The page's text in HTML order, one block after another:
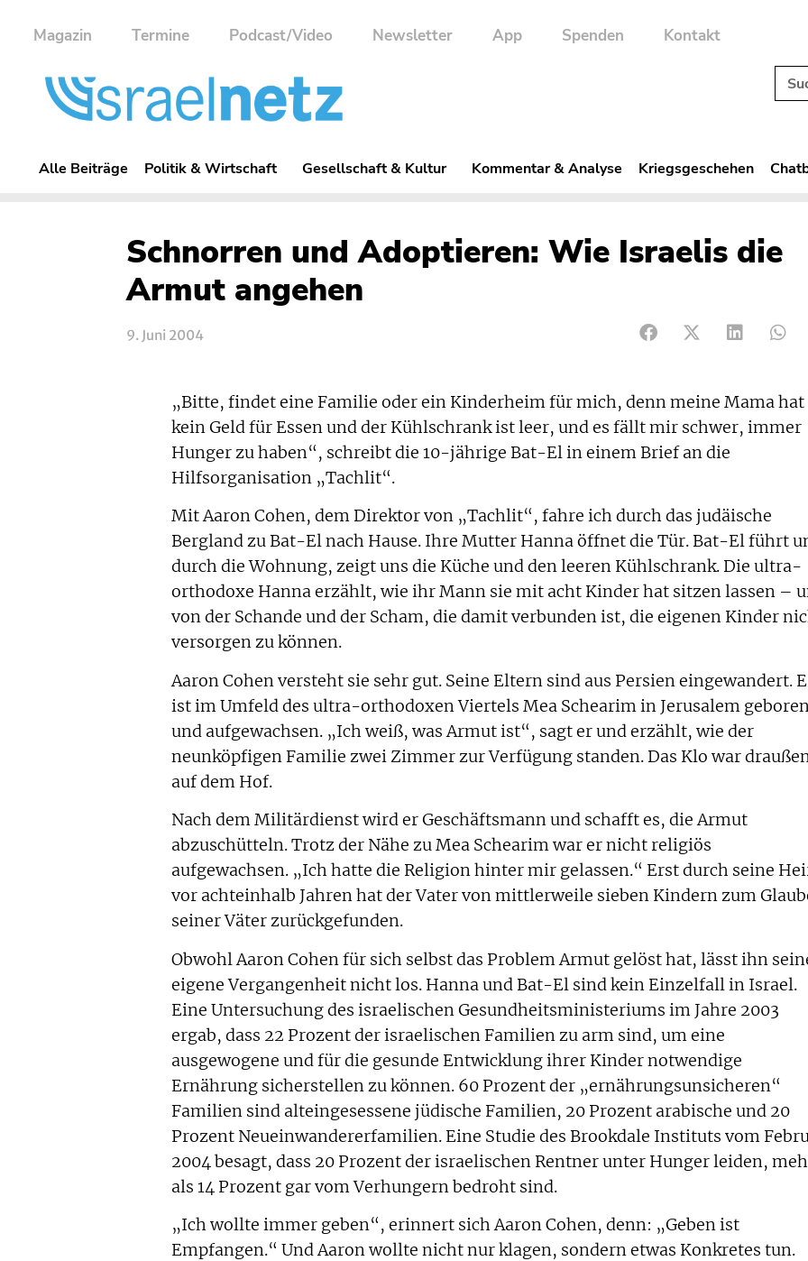
Magazin Termine Podcast/Video Newsletter App Spenden Kontakt
Alle Beiträge Politik & Wirtschaft Gesellschaft & Kultur Kommentar & Analyse Kriegsgeschehen
Schnorren und Adoptieren: Wie Israelis die
Armut angehen
9. Juni 2004
„Bitte, findet eine Familie oder ein Kinderheim für mich, denn meine Mama hat
kein Geld für Essen und der Kühlschrank ist leer, und es fällt mir schwer, immer
Hunger zu haben“, schreibt die 10-jährige Bat-El in einem Brief an die
Hilfsorganisation „Tachlit“.
Mit Aaron Cohen, dem Direktor von „Tachlit“, fahre ich durch das judäische
Bergland zu Bat-El nach Hause. Ihre Mutter Hanna öffnet die Tür. Bat-El führt
durch die Wohnung, zeigt uns die Küche und den leeren Kühlschrank. Die ultra-
orthodoxe Hanna erzählt, wie ihr Mann sie mit acht Kinder hat sitzen lassen –
von der Schande und der Scham, die damit verbunden ist, die eigenen Kinder
versorgen zu können.
Aaron Cohen versteht sie sehr gut. Seine Eltern sind aus Persien eingewandert.
ist im Umfeld des ultra-orthodoxen Viertels Mea Schearim in Jerusalem
und aufgewachsen. „Ich weiß, was Armut ist“, sagt er und erzählt, wie der
neunköpfigen Familie zwei Zimmer zur Verfügung standen. Das Klo war
auf dem Hof.
Nach dem Militärdienst wird er Geschäftsmann und schafft es, die Armut
abzuschütteln. Trotz der Nähe zu Mea Schearim war er nicht religiös
aufgewachsen. „Ich hatte die Religion hinter mir gelassen.“ Erst durch seine
vor achteinhalb Jahren hat der Vater von mittlerweile sieben Kindern zum
seiner Väter zurückgefunden.
Obwohl Aaron Cohen für sich selbst das Problem Armut gelöst hat, lässt ihn
eigene Vergangenheit nicht los. Hanna und Bat-El sind kein Einzelfall in Israel.
Eine Untersuchung des israelischen Gesundheitsministeriums im Jahre 2003
ergab, dass 22 Prozent der israelischen Familien zu arm sind, um eine
ausgewogene und für die gesunde Entwicklung ihrer Kinder notwendige
Ernährung sicherstellen zu können. 60 Prozent der „ernährungsunsicheren“
Familien sind alteingesessene jüdische Familien, 20 Prozent arabische und 20
Prozent Neueinwandererfamilien. Eine Studie des Brookdale Instituts vom
2004 besagt, dass 20 Prozent der israelischen Rentner unter Hunger leiden,
als 14 Prozent gar vom Verhungern bedroht sind.
„Ich wollte immer geben“, erinnert sich Aaron Cohen, denn: „Geben ist
Empfangen.“ Und Aaron wollte nicht nur klagen, sondern etwas Konkretes tun.